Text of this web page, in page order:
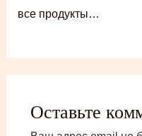
все продукты…
Оставьте